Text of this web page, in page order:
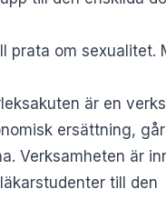
prata om sexualitet.
är en
ersättning,
Verksamheten är
till den